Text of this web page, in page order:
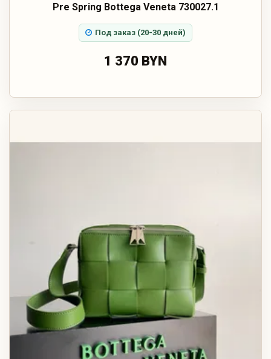
Pre Spring Bottega Veneta 730027.1
Под заказ (20-30 дней)
1 370 BYN